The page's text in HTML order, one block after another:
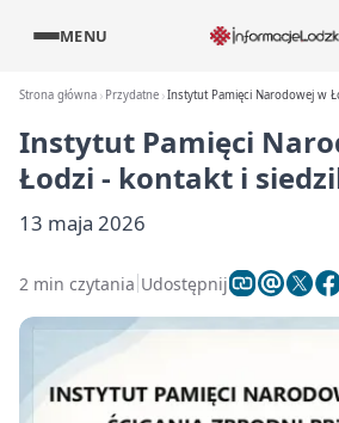
MENU
Strona główna Przydatne Instytut Pamięci Narodowej w
Instytut Pamięci
Łodzi - kontakt i
13 maja 2026
2 min czytania Udostępnij